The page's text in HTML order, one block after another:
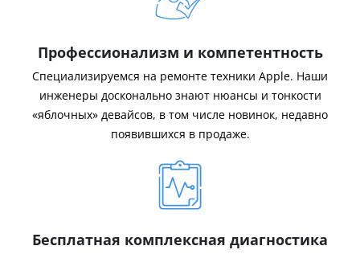
Профессионализм и компетентность
Специализируемся на ремонте техники Apple. Наши
инженеры досконально знают нюансы и тонкости
«яблочных» девайсов, в том числе новинок, недавно
появившихся в продаже.
Бесплатная комплексная диагностика